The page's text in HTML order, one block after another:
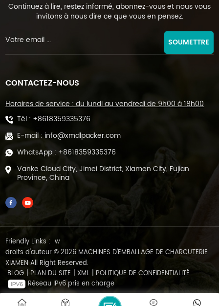
Continuez à lire, restez informé, abonnez-vous et nous vous
invitons à nous dire ce que vous en pensez.
SOUMETTRE
CONTACTEZ-NOUS
Horaires de service : du lundi au vendredi de 9h00 à 18h00
Tél : +8618359335376
E-mail : info@xmdlpacker.com
WhatsApp : +8618359335376
Vanke Cloud City, Jimei District, Xiamen City, Fujian
Province, China
Friendly Links : w
droits d'auteur © 2026 MACHINES D'EMBALLAGE DE CHARCUTERIE
XIAMEN All Right Reserved.
BLOG | PLAN DU SITE | XML | POLITIQUE DE CONFIDENTIALITÉ
Réseau IPv6 pris en charge